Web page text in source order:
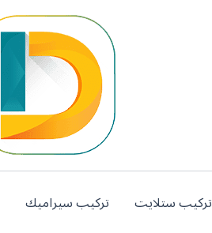
تركيب ستلايت تركيب سيراميك